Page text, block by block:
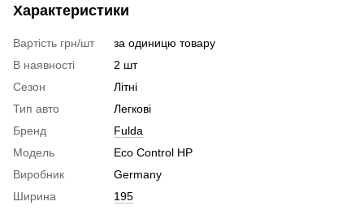
Характеристики
Вартість грн/шт
за одиницю товару
В наявності
2 шт
Сезон
Літні
Тип авто
Легкові
Бренд
Fulda
Модель
Eco Control HP
Виробник
Germany
Ширина
195